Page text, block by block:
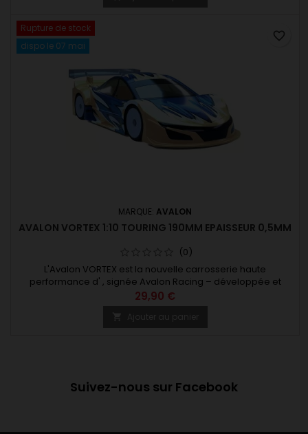
Rupture de stock
dispo le 07 mai
MARQUE: AVALON
AVALON VORTEX 1:10 TOURING 190MM EPAISSEUR 0,5MM
(0)
L'Avalon VORTEX est la nouvelle carrosserie haute
performance d' , signée Avalon Racing – développée et
fabriquée en Allemagne, spécialement pour la course de
29,90 €
favorite_border
Suivez-nous sur Facebook